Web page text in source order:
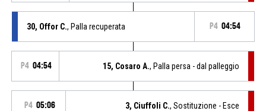
30, Offor C., Palla recuperata P4 04:54
P4 04:54 15, Cosaro A., Palla persa - dal palleggio
P4 05:06 3, Ciuffoli C., Sostituzione - Esce